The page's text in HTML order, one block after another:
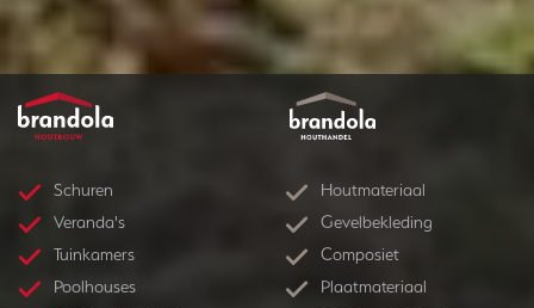
Schuren
Veranda's
Tuinkamers
Poolhouses
Houtmateriaal
Gevelbekleding
Composiet
Plaatmateriaal